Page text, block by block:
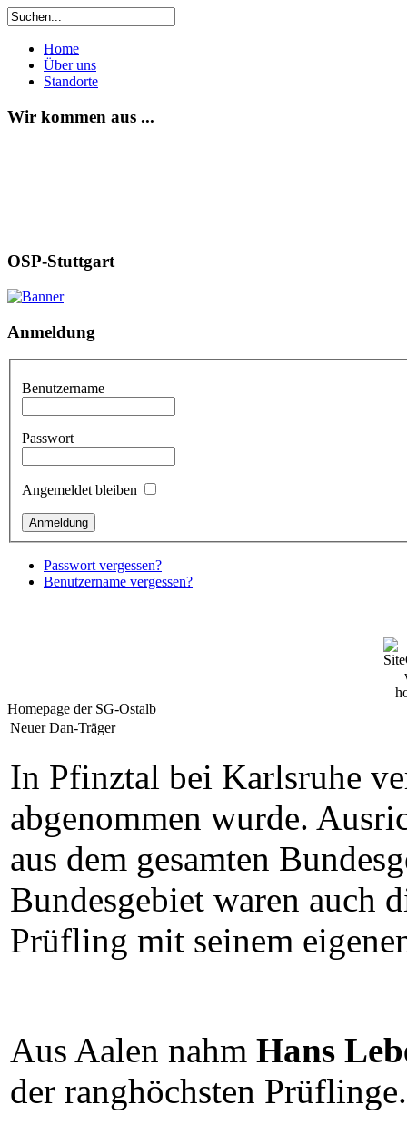
Home
Über uns
Standorte
Wir kommen aus ...
OSP-Stuttgart
Anmeldung
Benutzername
Passwort
Angemeldet bleiben
Passwort vergessen?
Benutzername vergessen?
Homepage der SG-Ostalb
Neuer Dan-Träger
In Pfinztal bei Karlsruhe
abgenommen wurde.
aus dem gesamten
Bundesgebiet waren auch
Prüfling mit seinem
Aus Aalen nahm Hans
der ranghöchsten Prüflinge.